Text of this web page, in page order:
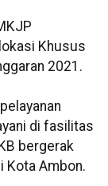
Khusus
2021.
di fasilitas
bergerak
Kota Ambon.